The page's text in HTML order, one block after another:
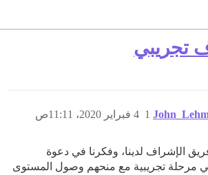
4 فبراير 2020، 11:11ص 1
الإشراف لدينا، وفكرنا في دعوة
مرحلة تجريبية مع منحهم وصول المستوى